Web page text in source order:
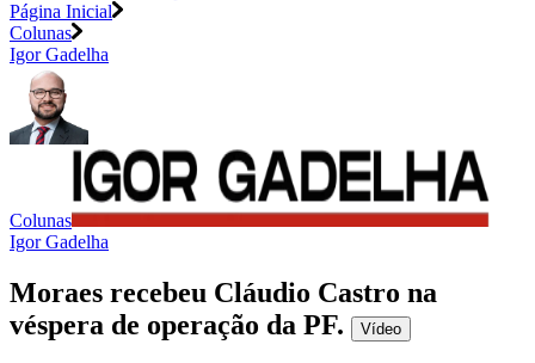
Página Inicial
Colunas
Igor Gadelha
Colunas
Igor Gadelha
Moraes recebeu Cláudio Castro na
véspera de operação da PF. Vídeo